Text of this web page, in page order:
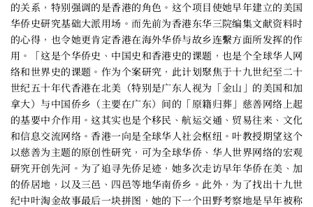
的关系，特别强调的是香港的角色。这个项目使她早年建立的美国
华侨史研究基础大派用场。而先前为香港东华三院编集文献资料时
的心得，也令她更肯定香港在海外华侨与故乡连繫方面所发挥的作
用。「这是个华侨史、中国史和香港史的课题，也是个全球华人网
络和世界史的课题。作为个案研究，此计划聚焦于十九世纪至二十
世纪五十年代香港在北美（特别是广东人视为「金山」的美国和加
拿大）与中国侨乡（主要在广东）间的「原籍归葬」慈善网络上起
的基要中介作用。这其实也是个移民、航运交通、贸易往来、文化
和信息交流网络。香港一向是全球华人社会枢纽。叶教授期望这个
以慈善为主题的原创性研究，可为全球华侨、华人世界网络的宏观
研究开创先河。为了追寻先侨足迹，她多次走访早年华侨在美、加
的侨居地，以及三邑、四邑等地华南侨乡。此外，为了找出十九世
纪中叶淘金故事最后一块拼图，她的下一个田野考察地是早年被称